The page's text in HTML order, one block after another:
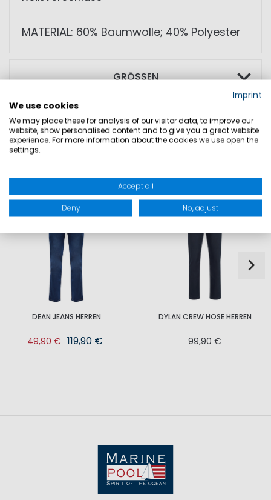
MATERIAL: 60% Baumwolle; 40% Polyester
GRÖSSEN
DAZU PASST
DEAN JEANS HERREN
49,90 € 119,90 €
DYLAN CREW HOSE HERREN
99,90 €
Imprint
We use cookies
We may place these for analysis of our visitor data, to improve our
website, show personalised content and to give you a great website
experience. For more information about the cookies we use open the
settings.
Accept all
Deny No, adjust